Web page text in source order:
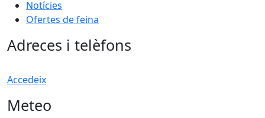
Notícies
Ofertes de feina
Adreces i telèfons
Accedeix
Meteo